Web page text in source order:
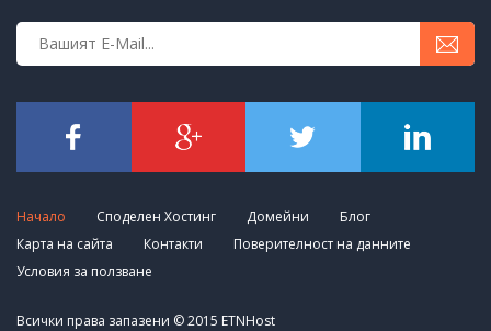
Начало Споделен Хостинг Домейни
Блог
Карта на сайта
Контакти
Поверителност на данните
Условия за ползване
Всички права запазени © 2015 ETNHost